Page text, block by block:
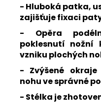
- Hluboká patka,
zajišťuje fixaci
- Opěra
poklesnutí nožní
vzniku plochých
- Zvýšené
nohu ve správné
- Stélka je